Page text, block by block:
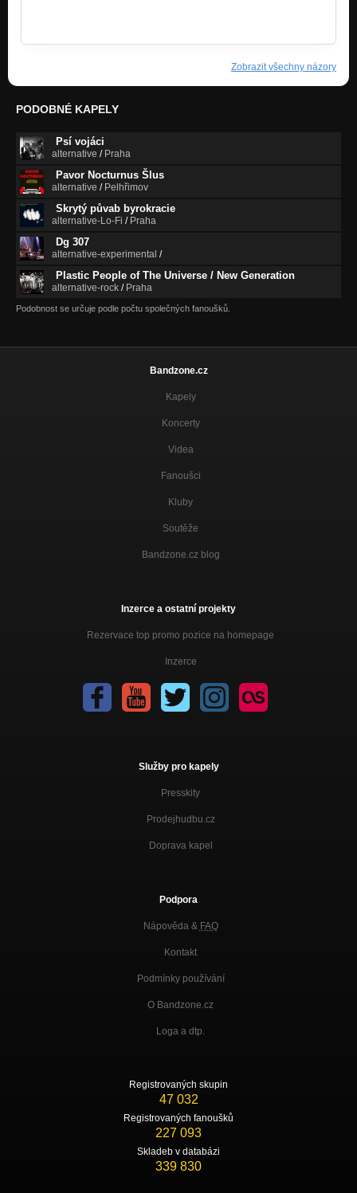
Zobrazit všechny názory
PODOBNÉ KAPELY
Psí vojáci
alternative / Praha
Pavor Nocturnus Šlus
alternative / Pelhřimov
Skrytý půvab byrokracie
alternative-Lo-Fi / Praha
Dg 307
alternative-experimental /
Plastic People of The Universe / New Generation
alternative-rock / Praha
Podobnost se určuje podle počtu společných fanoušků.
Bandzone.cz
Kapely
Koncerty
Videa
Fanoušci
Kluby
Soutěže
Bandzone.cz blog
Inzerce a ostatní projekty
Rezervace top promo pozice na homepage
Inzerce
Služby pro kapely
Presskity
Prodejhudbu.cz
Doprava kapel
Podpora
Nápověda & FAQ
Kontakt
Podmínky používání
O Bandzone.cz
Loga a dtp.
Registrovaných skupin
47 032
Registrovaných fanoušků
227 093
Skladeb v databázi
339 830